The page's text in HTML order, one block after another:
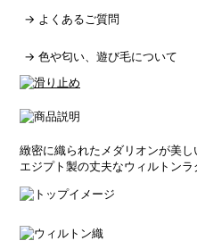
→ よくあるご質問
→ 色や匂い、遊び毛について
緻密に織られたメダリオンが美し
エジプト製の丈夫なウィルトンラ